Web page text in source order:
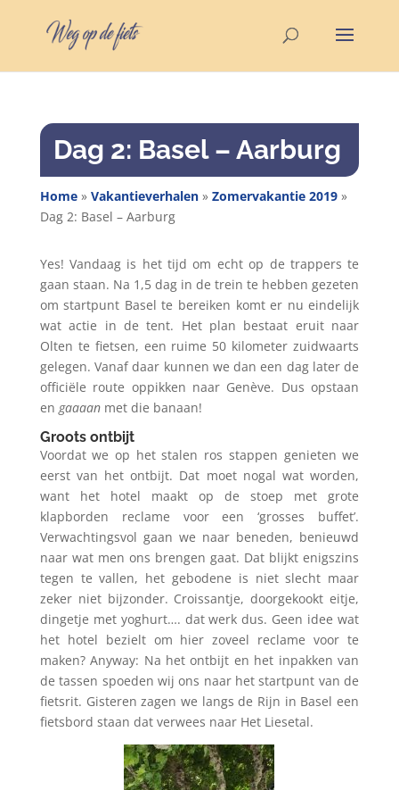
Dag 2: Basel – Aarburg
Home» Vakantieverhalen» Zomervakantie 2019»
Dag 2: Basel – Aarburg
Yes! Vandaag is het tijd om echt op de trappers te
gaan staan. Na 1,5 dag in de trein te hebben gezeten
om startpunt Basel te bereiken komt er nu eindelijk
wat actie in de tent. Het plan bestaat eruit naar
Olten te fietsen, een ruime 50 kilometer zuidwaarts
gelegen. Vanaf daar kunnen we dan een dag later de
officiële route oppikken naar Genève. Dus opstaan
en gaaaanmet die banaan!
Groots ontbijt
Voordat we op het stalen ros stappen genieten we
eerst van het ontbijt. Dat moet nogal wat worden,
want het hotel maakt op de stoep met grote
klapborden reclame voor een ‘grosses buffet’.
Verwachtingsvol gaan we naar beneden, benieuwd
naar wat men ons brengen gaat. Dat blijkt enigszins
tegen te vallen, het gebodene is niet slecht maar
zeker niet bijzonder. Croissantje, doorgekookt eitje,
dingetje met yoghurt…. dat werk dus. Geen idee wat
het hotel bezielt om hier zoveel reclame voor te
maken? Anyway: Na het ontbijt en het inpakken van
de tassen spoeden wij ons naar het startpunt van de
fietsrit. Gisteren zagen we langs de Rijn in Basel een
fietsbord staan dat verwees naar Het Liesetal.